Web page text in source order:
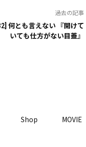
過去の記事
何とも言えない 『開けて
いても仕方がない目蓋』
Shop MOVIE